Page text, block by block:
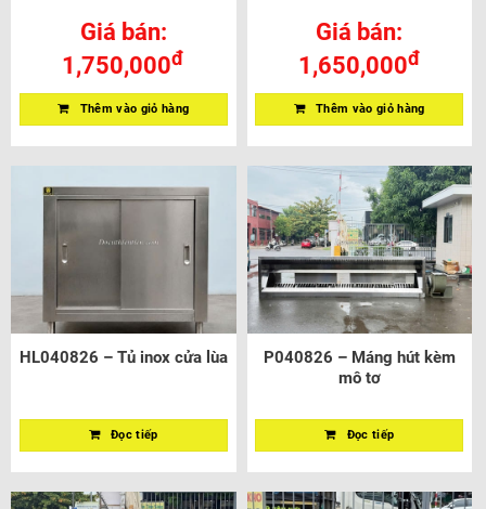
Giá bán:
1,750,000đ
Thêm vào giỏ hàng
Giá bán:
1,650,000đ
Thêm vào giỏ hàng
HL040826 – Tủ inox cửa lùa
Đọc tiếp
P040826 – Máng hút kèm
mô tơ
Đọc tiếp